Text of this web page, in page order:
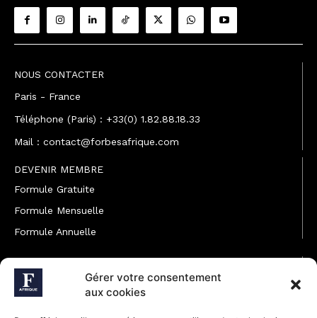
Gérer votre consentement
aux cookies
NOUS CONTACTER
Paris - France
Téléphone (Paris) : +33(0) 1.82.88.18.33
Mail : contact@forbesafrique.com
DEVENIR MEMBRE
Formule Gratuite
Formule Mensuelle
Formule Annuelle
JOINDRE L'ÉQUIPE
Rédaction